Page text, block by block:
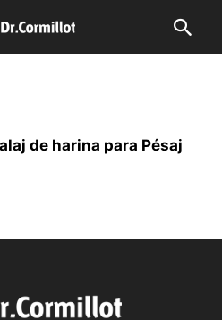
de harina para Pésaj